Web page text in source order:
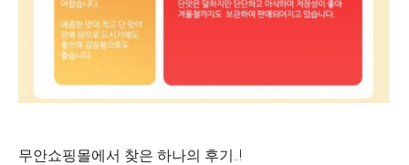
무안쇼핑몰에서 찾은 하나의 후기..!